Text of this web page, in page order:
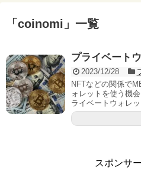
「 coinomi 」 一覧
プライベート
2023/12/28
NFTなどの関係で
ォレットを使う機
ライベートウォレッ
スポンサ